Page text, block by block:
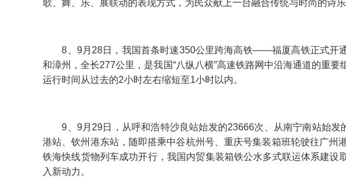
歌、舞、乐、展联动的表现方式，为民众献上一台融合传统与时尚的诗乐
8、9月28日，我国首条时速350公里跨海高铁——福厦高铁正式开通
和漳州，全长277公里，是我国“八纵八横”高速铁路网中沿海通道的重
运行时间从过去的2小时左右缩短至1小时以内。
9、9月29日，从呼和浩特沙良站始发的23666次、从南宁南站始发
港站、钦州港东站，随即搭乘中谷杭州号、重庆号集装箱班轮驶往广州
铁海快线货物列车成功开行，我国内贸集装箱铁公水多式联运体系建设
入新动力。